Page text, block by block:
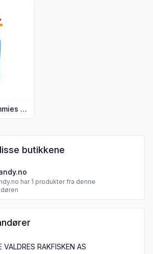
Tetris Gamer Gummies 50 g
butikkene
har 1 produkter fra denne
VALDRES RAKFISKEN AS